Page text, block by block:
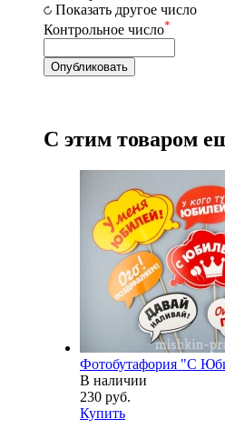
Показать другое число
Контрольное число*
С этим товаром
Фотобутафория "С
В наличии
230 руб.
Купить